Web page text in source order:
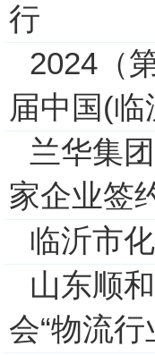
行
2024（
届中国(
兰华集
家企业签
临沂市
山东顺
会“物流